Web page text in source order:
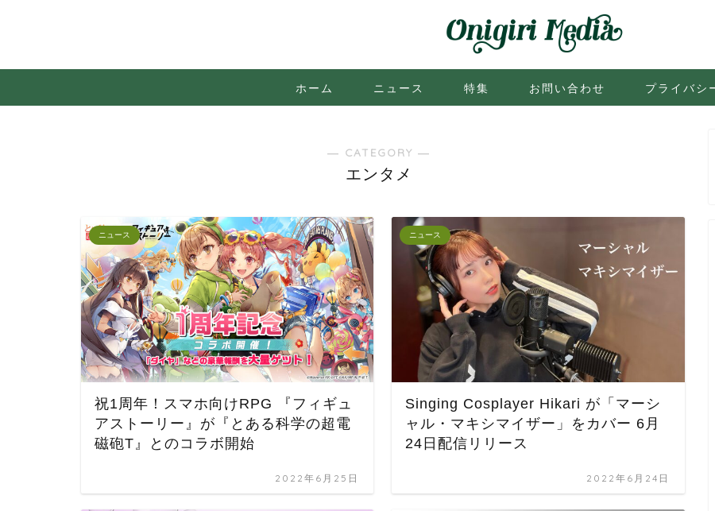
ホーム ニュース 特集 お問い合わせ プライバシ
― CATEGORY ―
エンタメ
ニュース
祝1周年！スマホ向けRPG 『フィギュ
アストーリー』が『とある科学の超電
磁砲T』とのコラボ開始
2022年6月25日
ニュース
Singing Cosplayer Hikari が「マーシ
ャル・マキシマイザー」をカバー 6月
24日配信リリース
2022年6月24日